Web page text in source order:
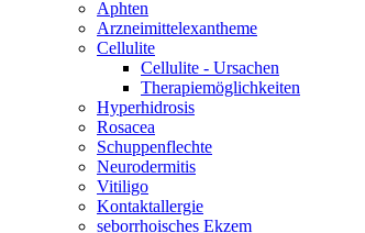
Aphten
Arzneimittelexantheme
Cellulite
Cellulite - Ursachen
Therapiemöglichkeiten
Hyperhidrosis
Rosacea
Schuppenflechte
Neurodermitis
Vitiligo
Kontaktallergie
seborrhoisches Ekzem